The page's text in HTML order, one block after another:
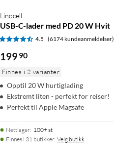
Linocell
USB-C-lader med PD 20 W Hvit
4.5 (6174 kundeanmeldelser)
199 90
Finnes i 2 varianter
Opptil 20 W hurtiglading
Ekstremt liten - perfekt for reiser!
Perfekt til Apple Magsafe
Nettlager: 100+ st
Finnes i 31 butikker. Velg butikk